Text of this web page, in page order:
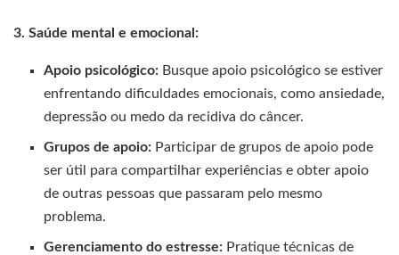
3. Saúde mental e emocional:
Apoio psicológico: Busque apoio psicológico se estiver
enfrentando dificuldades emocionais, como ansiedade,
depressão ou medo da recidiva do câncer.
Grupos de apoio: Participar de grupos de apoio pode
ser útil para compartilhar experiências e obter apoio
de outras pessoas que passaram pelo mesmo
problema.
Gerenciamento do estresse: Pratique técnicas de